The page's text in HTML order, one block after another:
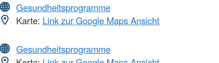
Gesundheitsprogramme
Karte: Link zur Google Maps Ansicht
Gesundheitsprogramme